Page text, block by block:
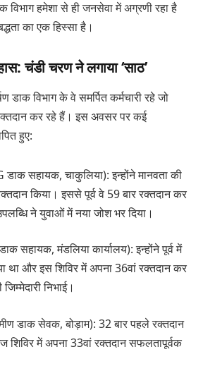
विभाग हमेशा से ही जनसेवा में अग्रणी रहा है
का एक हिस्सा है।
चंडी चरण ने लगाया ‘साठ’
डाक विभाग के वे समर्पित कर्मचारी रहे जो
रक्तदान कर रहे हैं। इस अवसर पर कई
हुए:
डाक सहायक, चाकुलिया): इन्होंने मानवता की
किया। इससे पूर्व वे 59 बार रक्तदान कर
ने युवाओं में नया जोश भर दिया।
सहायक, मंडलिया कार्यालय): इन्होंने पूर्व में
था और इस शिविर में अपना 36वां रक्तदान कर
निभाई।
डाक सेवक, बोड़ाम): 32 बार पहले रक्तदान
में अपना 33वां रक्तदान सफलतापूर्वक